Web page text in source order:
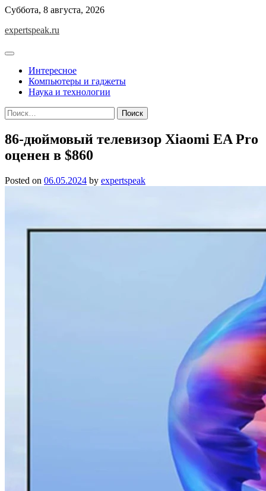
Skip
content
Суббота, 8 августа, 2026
expertspeak.ru
Интересное
Компьютеры и гаджеты
Наука и технологии
Найти:
86-дюймовый телевизор Xiaomi EA Pro
оценен в $860
Posted on 06.05.2024 by expertspeak